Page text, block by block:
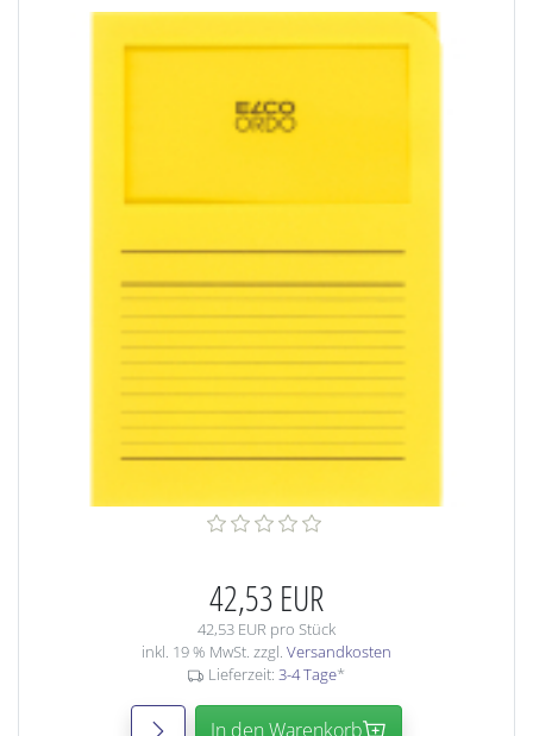
42,53 EUR
42,53 EUR pro Stück
inkl. 19 % MwSt. zzgl. Versandkosten
Lieferzeit: 3-4 Tage*
In den Warenkorb